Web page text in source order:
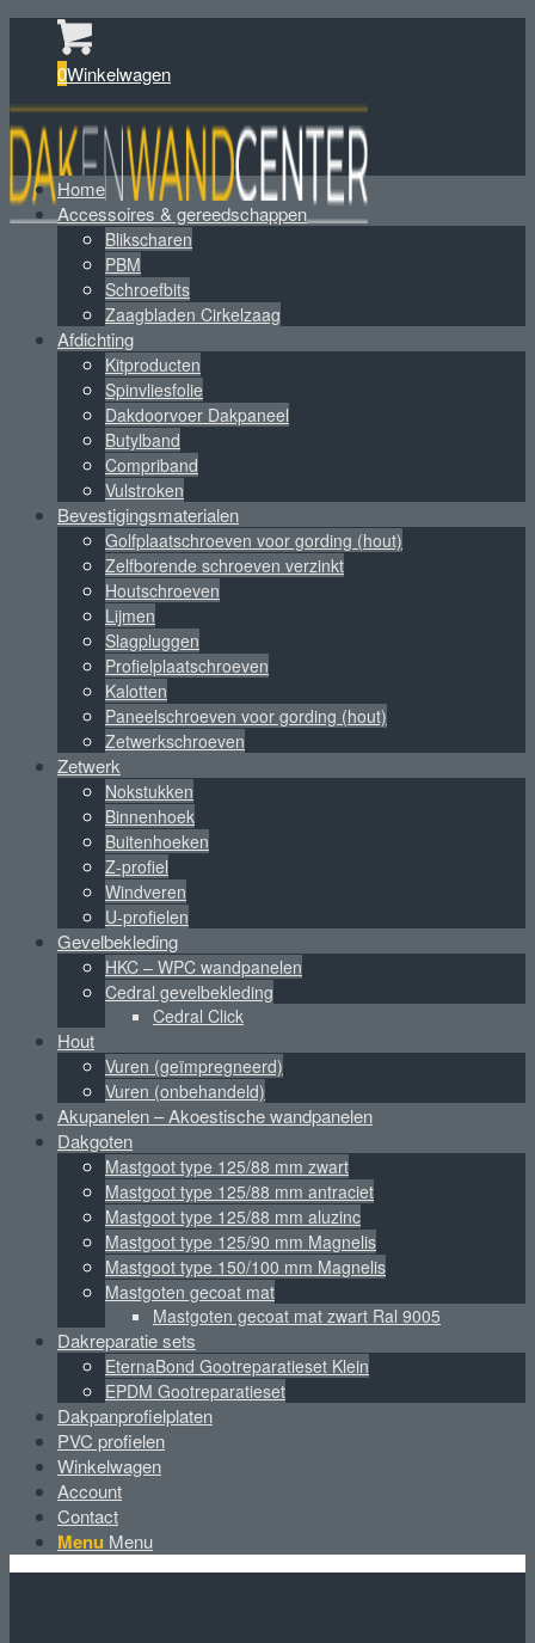
0Winkelwagen
Home
Accessoires & gereedschappen
Blikscharen
PBM
Schroefbits
Zaagbladen Cirkelzaag
Afdichting
Kitproducten
Spinvliesfolie
Dakdoorvoer Dakpaneel
Butylband
Compriband
Vulstroken
Bevestigingsmaterialen
Golfplaatschroeven voor gording (hout)
Zelfborende schroeven verzinkt
Houtschroeven
Lijmen
Slagpluggen
Profielplaatschroeven
Kalotten
Paneelschroeven voor gording (hout)
Zetwerkschroeven
Zetwerk
Nokstukken
Binnenhoek
Buitenhoeken
Z-profiel
Windveren
U-profielen
Gevelbekleding
HKC – WPC wandpanelen
Cedral gevelbekleding
Cedral Click
Hout
Vuren (geïmpregneerd)
Vuren (onbehandeld)
Akupanelen – Akoestische wandpanelen
Dakgoten
Mastgoot type 125/88 mm zwart
Mastgoot type 125/88 mm antraciet
Mastgoot type 125/88 mm aluzinc
Mastgoot type 125/90 mm Magnelis
Mastgoot type 150/100 mm Magnelis
Mastgoten gecoat mat
Mastgoten gecoat mat zwart Ral 9005
Dakreparatie sets
EternaBond Gootreparatieset Klein
EPDM Gootreparatieset
Dakpanprofielplaten
PVC profielen
Winkelwagen
Account
Contact
Menu Menu